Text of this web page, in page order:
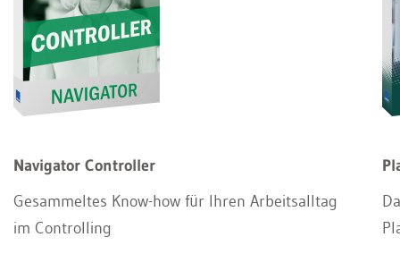
Navigator Controller
Gesammeltes Know-how für Ihren Arbeitsalltag
im Controlling